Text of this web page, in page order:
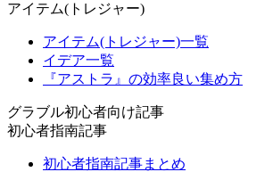
アイテム(トレジャー)
アイテム(トレジャー)一覧
イデア一覧
『アストラ』の効率良い集め方
グラブル初心者向け記事
初心者指南記事
初心者指南記事まとめ